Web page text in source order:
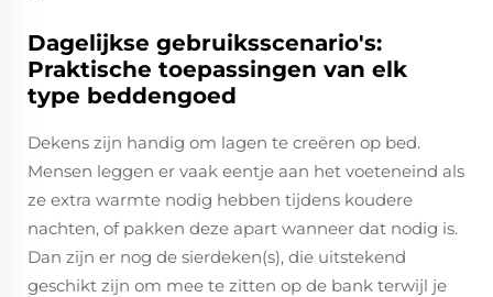
Dagelijkse gebruiksscenario's:
Praktische toepassingen van elk
type beddengoed
Dekens zijn handig om lagen te creëren op bed.
Mensen leggen er vaak eentje aan het voeteneind als
ze extra warmte nodig hebben tijdens koudere
nachten, of pakken deze apart wanneer dat nodig is.
Dan zijn er nog de sierdeken(s), die uitstekend
geschikt zijn om mee te zitten op de bank terwijl je